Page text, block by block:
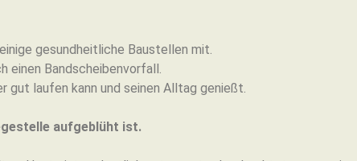
gesundheitliche Baustellen mit.
einen Bandscheibenvorfall.
gut laufen kann und seinen Alltag genießt.
aufgeblüht ist.